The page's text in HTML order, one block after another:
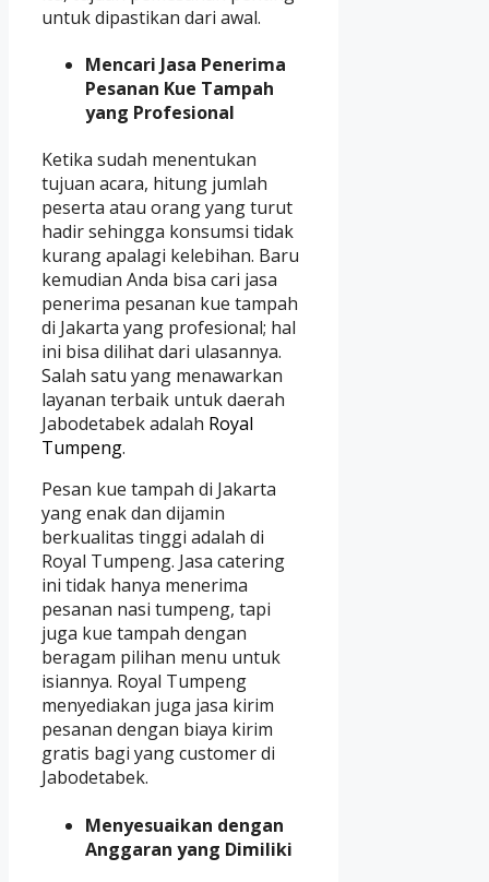
untuk dipastikan dari awal.
Mencari Jasa Penerima
Pesanan Kue Tampah
yang Profesional
Ketika sudah menentukan
tujuan acara, hitung jumlah
peserta atau orang yang turut
hadir sehingga konsumsi tidak
kurang apalagi kelebihan. Baru
kemudian Anda bisa cari jasa
penerima pesanan kue tampah
di Jakarta yang profesional; hal
ini bisa dilihat dari ulasannya.
Salah satu yang menawarkan
layanan terbaik untuk daerah
Jabodetabek adalah Royal
Tumpeng.
Pesan kue tampah di Jakarta
yang enak dan dijamin
berkualitas tinggi adalah di
Royal Tumpeng. Jasa catering
ini tidak hanya menerima
pesanan nasi tumpeng, tapi
juga kue tampah dengan
beragam pilihan menu untuk
isiannya. Royal Tumpeng
menyediakan juga jasa kirim
pesanan dengan biaya kirim
gratis bagi yang customer di
Jabodetabek.
Menyesuaikan dengan
Anggaran yang Dimiliki